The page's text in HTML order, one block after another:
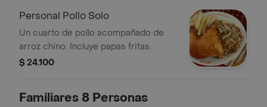
Personal Pollo Solo
Un cuarto de pollo acompañado de
arroz chino. Incluye papas fritas.
$ 24.100
Familiares 8 Personas